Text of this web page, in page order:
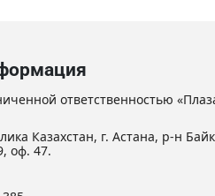
ответственностью
Казахстан, г. Астана, р-н
оф. 47.